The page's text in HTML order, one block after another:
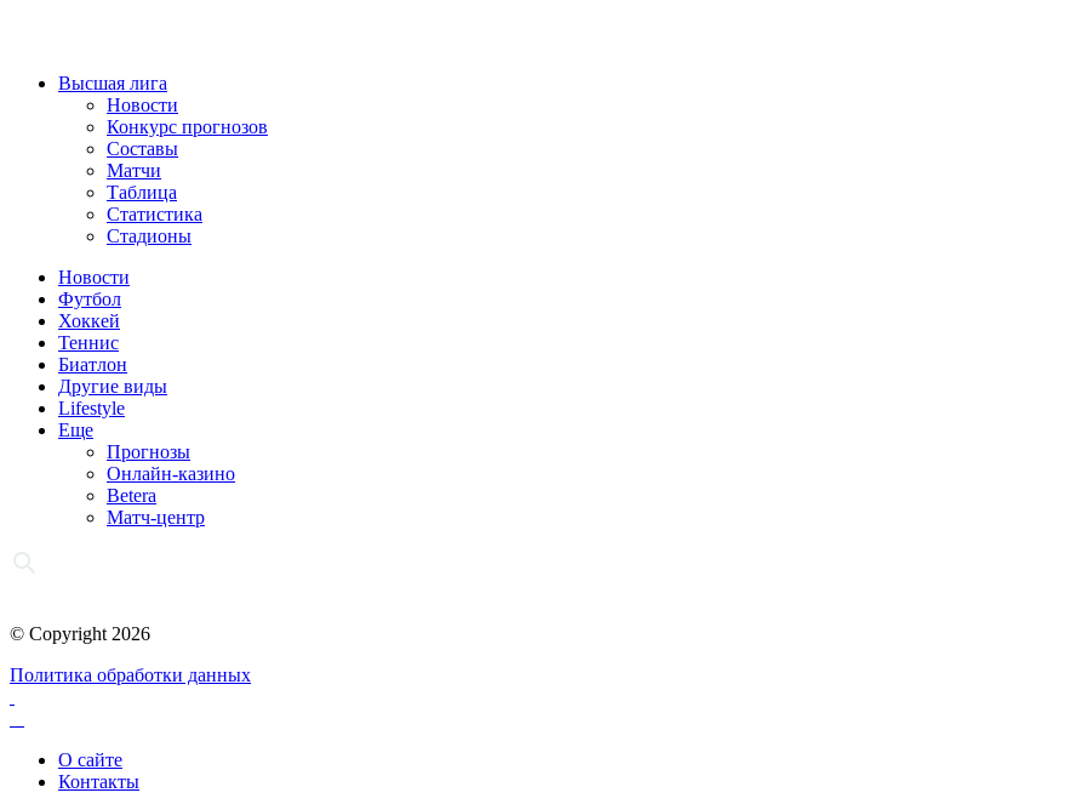
Высшая лига
Новости
Конкурс прогнозов
Составы
Матчи
Таблица
Статистика
Стадионы
Новости
Футбол
Хоккей
Теннис
Биатлон
Другие виды
Lifestyle
Еще
Прогнозы
Онлайн-казино
Betera
Матч-центр
© Copyright 2026
Политика обработки данных
О сайте
Контакты